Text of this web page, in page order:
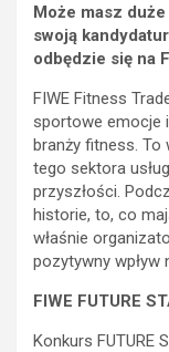
Może masz
swoją
odbędzie się na
FIWE Fitness
sportowe emocje
branży fitness. To
tego sektora
przyszłości.
historie, to, co
właśnie
pozytywny wpływ
FIWE FUTURE
Konkurs FUTURE